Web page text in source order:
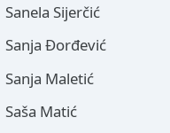
Sanela Sijerčić
Sanja Đorđević
Sanja Maletić
Saša Matić